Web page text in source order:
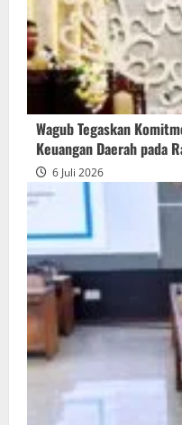
Wagub Tegaskan
Keuangan Daerah pada
6 Juli 2026